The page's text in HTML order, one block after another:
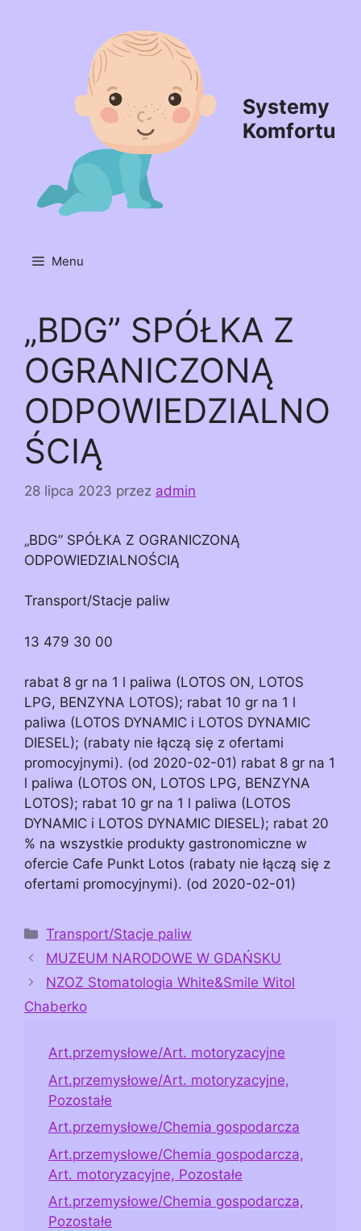
Systemy
Komfortu
Menu
„BDG” SPÓŁKA Z
OGRANICZONĄ
ODPOWIEDZIALNO
ŚCIĄ
28 lipca 2023 przez admin
„BDG” SPÓŁKA Z OGRANICZONĄ
ODPOWIEDZIALNOŚCIĄ
Transport/Stacje paliw
13 479 30 00
rabat 8 gr na 1 l paliwa (LOTOS ON, LOTOS
LPG, BENZYNA LOTOS); rabat 10 gr na 1 l
paliwa (LOTOS DYNAMIC i LOTOS DYNAMIC
DIESEL); (rabaty nie łączą się z ofertami
promocyjnymi). (od 2020-02-01) rabat 8 gr na 1
l paliwa (LOTOS ON, LOTOS LPG, BENZYNA
LOTOS); rabat 10 gr na 1 l paliwa (LOTOS
DYNAMIC i LOTOS DYNAMIC DIESEL); rabat 20
% na wszystkie produkty gastronomiczne w
ofercie Cafe Punkt Lotos (rabaty nie łączą się z
ofertami promocyjnymi). (od 2020-02-01)
Kategorie
Transport/Stacje paliw
MUZEUM NARODOWE W GDAŃSKU
NZOZ Stomatologia White&Smile Witol
Chaberko
Art.przemysłowe/Art. motoryzacyjne
Art.przemysłowe/Art. motoryzacyjne,
Pozostałe
Art.przemysłowe/Chemia gospodarcza
Art.przemysłowe/Chemia gospodarcza,
Art. motoryzacyjne, Pozostałe
Art.przemysłowe/Chemia gospodarcza,
Pozostałe